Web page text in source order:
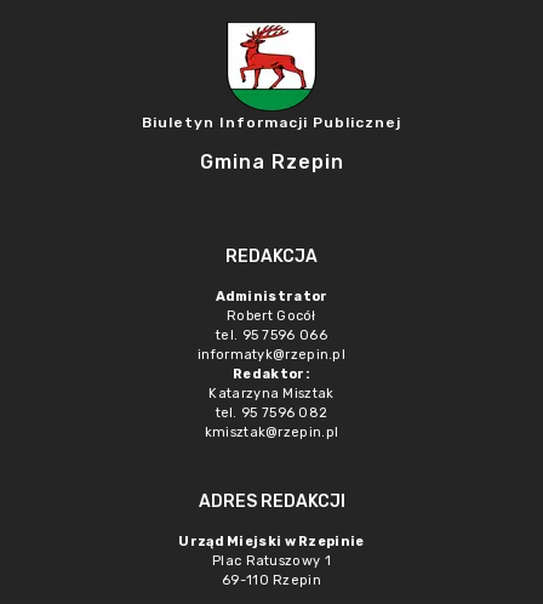
Biuletyn Informacji Publicznej
Gmina Rzepin
REDAKCJA
Administrator
Robert Gocół
tel. 95 7596 066
informatyk@rzepin.pl
Redaktor:
Katarzyna Misztak
tel. 95 7596 082
kmisztak@rzepin.pl
ADRES REDAKCJI
Urząd Miejski w Rzepinie
Plac Ratuszowy 1
69-110 Rzepin